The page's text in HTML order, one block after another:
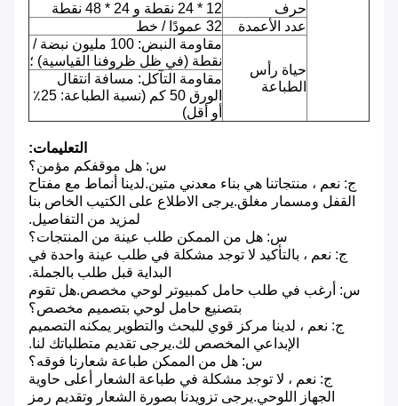
حرف
12 * 24 نقطة و 24 * 48 نقطة
عدد الأعمدة
32 عمودًا / خط
حياة رأس
الطباعة
مقاومة النبض: 100 مليون نبضة /
نقطة (في ظل ظروفنا القياسية) ؛
مقاومة التآكل: مسافة انتقال
الورق 50 كم (نسبة الطباعة: 25٪
أو أقل)
التعليمات:
س: هل موقفكم مؤمن؟
ج: نعم ، منتجاتنا هي بناء معدني متين.لدينا أنماط مع مفتاح
القفل ومسمار مغلق.يرجى الاطلاع على الكتيب الخاص بنا
لمزيد من التفاصيل.
س: هل من الممكن طلب عينة من المنتجات؟
ج: نعم ، بالتأكيد لا توجد مشكلة في طلب عينة واحدة في
البداية قبل طلب بالجملة.
س: أرغب في طلب حامل كمبيوتر لوحي مخصص.هل تقوم
بتصنيع حامل لوحي بتصميم مخصص؟
ج: نعم ، لدينا مركز قوي للبحث والتطوير يمكنه التصميم
الإبداعي المخصص لك.يرجى تقديم متطلباتك لنا.
س: هل من الممكن طباعة شعارنا فوقه؟
ج: نعم ، لا توجد مشكلة في طباعة الشعار أعلى حاوية
الجهاز اللوحي.يرجى تزويدنا بصورة الشعار وتقديم رمز